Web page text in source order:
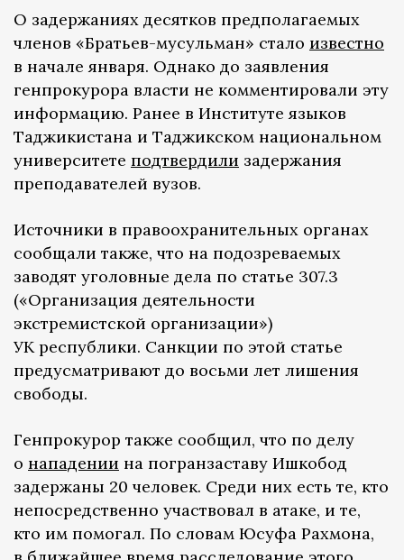
О задержаниях десятков предполагаемых
членов «Братьев-мусульман» стало известно
в начале января. Однако до заявления
генпрокурора власти не комментировали эту
информацию. Ранее в Институте языков
Таджикистана и Таджикском национальном
университете подтвердили задержания
преподавателей вузов.
Источники в правоохранительных органах
сообщали также, что на подозреваемых
заводят уголовные дела по статье 307.3
(«Организация деятельности
экстремистской организации»)
УК республики. Санкции по этой статье
предусматривают до восьми лет лишения
свободы.
Генпрокурор также сообщил, что по делу
о нападении на погранзаставу Ишкобод
задержаны 20 человек. Среди них есть те, кто
непосредственно участвовал в атаке, и те,
кто им помогал. По словам Юсуфа Рахмона,